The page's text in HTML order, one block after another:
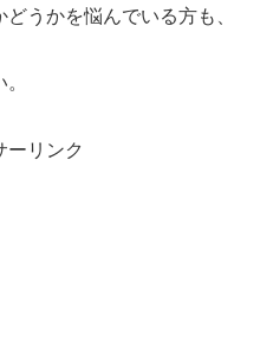
うかを悩んでいる方も、
ーリンク